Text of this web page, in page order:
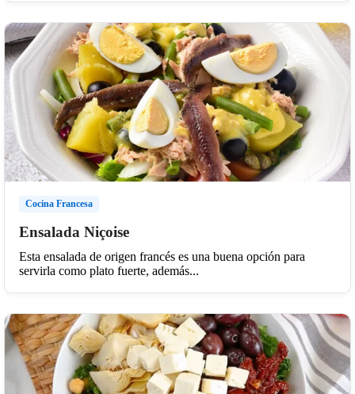
Cocina Francesa
Ensalada Niçoise
Esta ensalada de origen francés es una buena opción para
servirla como plato fuerte, además...